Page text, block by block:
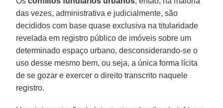
das vezes, administrativa e judicialmente, são
decididos com base quase exclusiva na titularidade
revelada em registro público de imóveis sobre um
determinado espaço urbano, desconsiderando-se o
uso desse mesmo bem, ou seja, a única forma lícita
de se gozar e exercer o direito transcrito naquele
registro.